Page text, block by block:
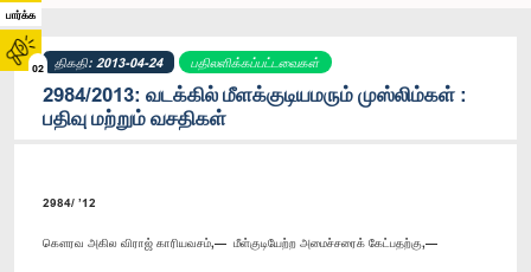
பார்க்க
02 திகதி: 2013-04-24 பதிலளிக்கப்பட்டவைகள்
2984/2013: வடக்கில் மீளக்குடியமரும் முஸ்லிம்கள் :
பதிவு மற்றும் வசதிகள்
2984/ ’12
கௌரவ அகில விராஜ் காரியவசம்,— மீள்குடியேற்ற அமைச்சரைக் கேட்பதற்கு,—